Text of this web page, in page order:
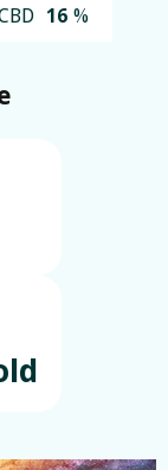
16 %